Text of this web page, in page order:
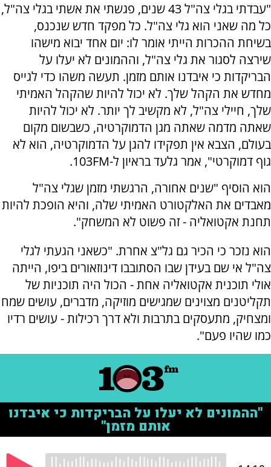
"עבדתי בגלי צה"ל 43 שנים, פגשתי את אשתי בגלי צה"ל,
כל מה שאני הוא גלי צה"ל. כל מפקד חדש שנכנס,
בשיחת ההכרות הייתי אומר לו: יום אחד יבוא מישהו
שירצה לסגור את גלי צה"ל, וההמונים לא יעלו על
הבריקדות כי איבדנו אותם מזמן. תעשה משהו כדי לגייס
מחדש את הקהל שלך. לא יכול להיות שהקהל האמיתי
שלך, חיילי צה"ל, לא מקשיב לך יותר. לא יכול להיות
שאתה מדמה שאתה מגן הדמוקרטיה, כשבשום מקום
בעולם, הצבא אין תפקידו להגן על הדמוקרטיה, הוא לא
גוף דמוקרטי", אמר גלעד בראיון ל-103FM.
הוא הוסיף "שנים אחורה, הרגשתי מזמן שגלי צה"ל
מאבדים את האלקטורט האמיתי שלה, והיא הופכת להיות
תחנת אקטואליה - זה פשוט לא המשחק".
הוא נזכר כי הכיר גם גל"צ אחרת. "כשאני הגעתי לגלי
צה"ל אי שם בעידן שבו הסתובבו דינוזאורים ביפו, הייתה
אולי תוכנית אקטואליה אחת - הכול היה תוכניות של
תקליטנים מצוינים שמגישים מוזיקה, מדברים, עושים שמח
ומצחיק, מתעסקים בתרבות ולא דרך רכילות - עושים רדיו
כמו שהיו פעם".